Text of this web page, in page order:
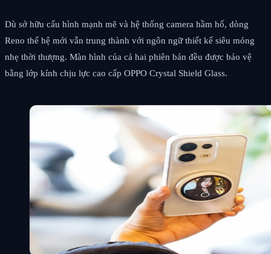
Dù sở hữu cấu hình mạnh mẽ và hệ thống camera hầm hố, dòng
Reno thế hệ mới vẫn trung thành với ngôn ngữ thiết kế siêu mỏng
nhẹ thời thượng. Màn hình của cả hai phiên bản đều được bảo vệ
bằng lớp kính chịu lực cao cấp OPPO Crystal Shield Glass.